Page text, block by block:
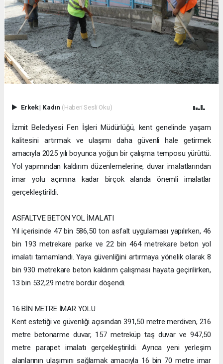
Erkek| Kadın (Haberi Sesli Oku)
İzmit Belediyesi Fen İşleri Müdürlüğü, kent genelinde yaşam
kalitesini artırmak ve ulaşımı daha güvenli hale getirmek
amacıyla 2025 yılı boyunca yoğun bir çalışma temposu yürüttü.
Yol yapımından kaldırım düzenlemelerine, duvar imalatlarından
imar yolu açımına kadar birçok alanda önemli imalatlar
gerçekleştirildi.
ASFALTVE BETON YOL İMALATI
Yıl içerisinde 47 bin 586,50 ton asfalt uygulaması yapılırken, 46
bin 193 metrekare parke ve 22 bin 464 metrekare beton yol
imalatı tamamlandı. Yaya güvenliğini artırmaya yönelik olarak 8
bin 930 metrekare beton kaldırım çalışması hayata geçirilirken,
13 bin 532,29 metre bordür döşendi.
16 BİN METRE İMAR YOLU
Kent estetiği ve güvenliği açısından 391,50 metre merdiven, 216
metre betonarme duvar, 157 metreküp taş duvar ve 947,50
metre parapet imalatı gerçekleştirildi. Ayrıca yeni yerleşim
alanlarının ulaşımını sağlamak amacıyla 16 bin 70 metre imar